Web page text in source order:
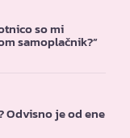
so mi
samoplačnik?”
Odvisno je od ene